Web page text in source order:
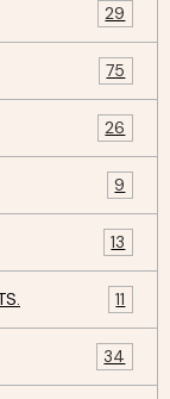
29
75
26
9
13
11
34